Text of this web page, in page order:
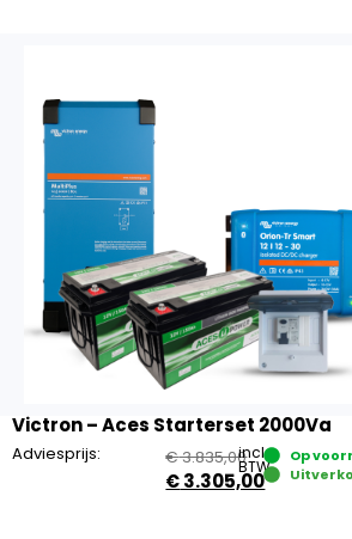
Victron – Aces Starterset 2000Va
Adviesprijs: €3.835,00
€3.305,00
incl.
BTW
Op